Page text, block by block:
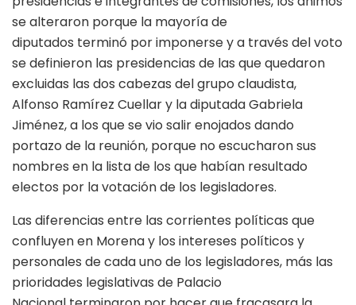
se alteraron porque la mayoría de
diputados terminó por imponerse y a través del voto
se definieron las presidencias de las que quedaron
excluidas las dos cabezas del grupo claudista,
Alfonso Ramírez Cuellar y la diputada Gabriela
Jiménez, a los que se vio salir enojados dando
portazo de la reunión, porque no escucharon sus
nombres en la lista de los que habían resultado
electos por la votación de los legisladores.
Las diferencias entre las corrientes políticas que
confluyen en Morena y los intereses políticos y
personales de cada uno de los legisladores, más las
prioridades legislativas de Palacio